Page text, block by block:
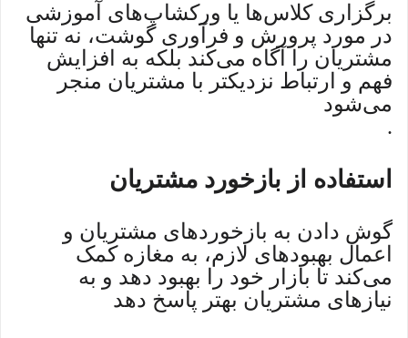
برگزاری کلاس‌ها یا ورکشاپ‌های آموزشی
در مورد پرورش و فرآوری گوشت، نه تنها
مشتریان را آگاه می‌کند بلکه به افزایش
فهم و ارتباط نزدیکتر با مشتریان منجر
می‌شود
.
استفاده از بازخورد مشتریان
گوش دادن به بازخوردهای مشتریان و
اعمال بهبودهای لازم، به مغازه کمک
می‌کند تا بازار خود را بهبود دهد و به
نیازهای مشتریان بهتر پاسخ دهد